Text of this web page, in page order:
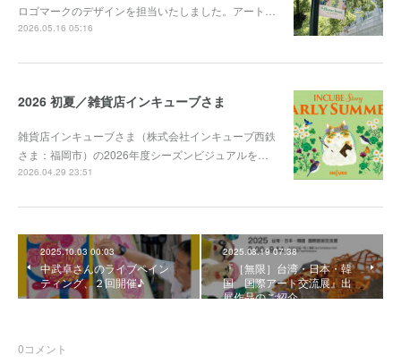
ロゴマークのデザインを担当いたしました。アート…
2026.05.16 05:16
2026 初夏／雑貨店インキューブさま
雑貨店インキューブさま（株式会社インキューブ西鉄
さま：福岡市）の2026年度シーズンビジュアルを…
2026.04.29 23:51
2025.10.03 00:03
中武卓さんのライブペイン
ティング、２回開催♪
2025.08.19 07:38
『［無限］台湾・日本・韓
国 国際アート交流展』出
展作品のご紹介
0コメント